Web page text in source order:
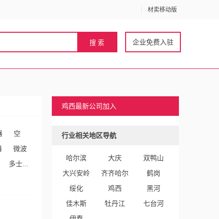
材卖移动版
企业免费入驻
空
微波
多士炉/
鸡西最新公司加入
行业相关地区导航
哈尔滨 大庆
双鸭山
大兴安岭
齐齐哈尔
鹤岗
绥化
鸡西
黑河
佳木斯
牡丹江
七台河